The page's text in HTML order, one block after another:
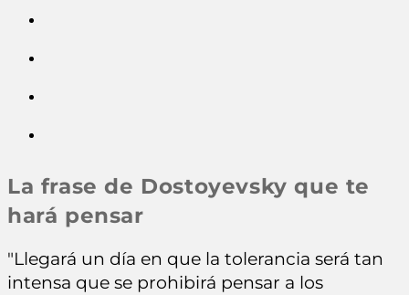
La frase de Dostoyevsky que te
hará pensar
"Llegará un día en que la tolerancia será tan
intensa que se prohibirá pensar a los